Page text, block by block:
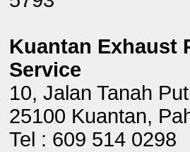
Kuantan Exhaust
Service
10, Jalan Tanah
25100 Kuantan,
Tel : 609 514 0298